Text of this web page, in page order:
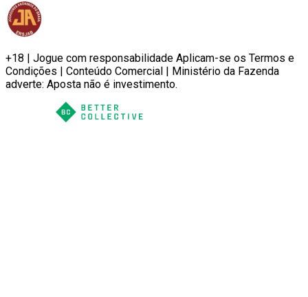
+18 | Jogue com responsabilidade Aplicam-se os Termos e
Condições | Conteúdo Comercial | Ministério da Fazenda
adverte: Aposta não é investimento.